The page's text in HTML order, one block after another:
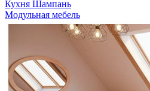
Кухня Шампань
Модульная мебель